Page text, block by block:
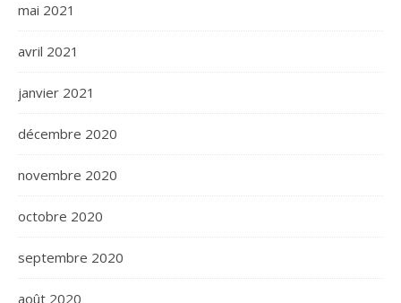
mai 2021
avril 2021
janvier 2021
décembre 2020
novembre 2020
octobre 2020
septembre 2020
août 2020